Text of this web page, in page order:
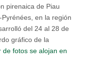
pirenaica de Piau
en la región
del 24 al 28 de
gráfico de la
de fotos se alojan en